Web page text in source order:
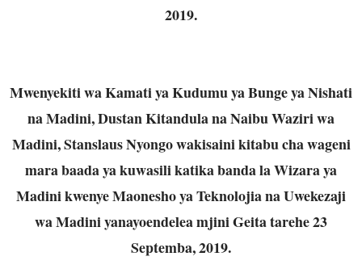
2019.
Mwenyekiti wa Kamati ya Kudumu ya Bunge ya Nishati
na Madini, Dustan Kitandula naNaibu Waziri wa
Madini, Stanslaus Nyongo wakisaini kitabu cha wageni
mara baada yakuwasili katika banda la Wizara ya
Madini kwenye Maonesho ya Teknolojia naUwekezaji
wa Madini yanayoendelea mjini Geita tarehe 23
Septemba, 2019.